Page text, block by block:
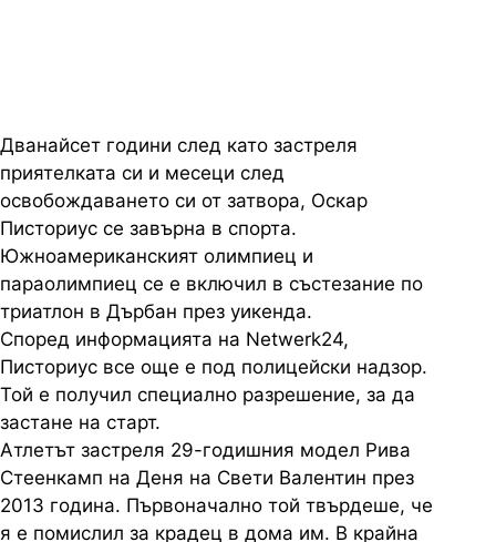
Дванайсет години след като застреля
приятелката си и месеци след
освобождаването си от затвора, Оскар
Писториус се завърна в спорта.
Южноамериканският олимпиец и
параолимпиец се е включил в състезание по
триатлон в Дърбан през уикенда.
Според информацията на Netwerk24,
Писториус все още е под полицейски надзор.
Той е получил специално разрешение, за да
застане на старт.
Атлетът застреля 29-годишния модел Рива
Стеенкамп на Деня на Свети Валентин през
2013 година. Първоначално той твърдеше, че
я е помислил за крадец в дома им. В крайна